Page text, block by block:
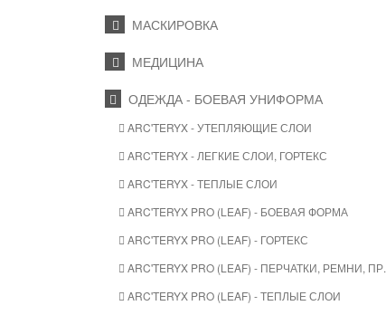
МАСКИРОВКА
МЕДИЦИНА
ОДЕЖДА - БОЕВАЯ УНИФОРМА
ARC'TERYX - УТЕПЛЯЮЩИЕ СЛОИ
ARC'TERYX - ЛЕГКИЕ СЛОИ, ГОРТЕКС
ARC'TERYX - ТЕПЛЫЕ СЛОИ
ARC'TERYX PRO (LEAF) - БОЕВАЯ ФОРМА
ARC'TERYX PRO (LEAF) - ГОРТЕКС
ARC'TERYX PRO (LEAF) - ПЕРЧАТКИ, РЕМНИ, ПР.
ARC'TERYX PRO (LEAF) - ТЕПЛЫЕ СЛОИ